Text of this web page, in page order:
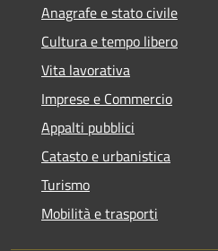
Anagrafe e stato civile
Cultura e tempo libero
Vita lavorativa
Imprese e Commercio
Appalti pubblici
Catasto e urbanistica
Turismo
Mobilità e trasporti